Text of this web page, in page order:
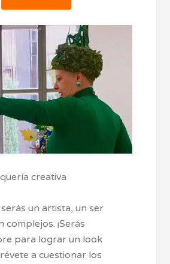
creativa
un artista, un ser
complejos. ¡Serás
para lograr un look
a cuestionar los